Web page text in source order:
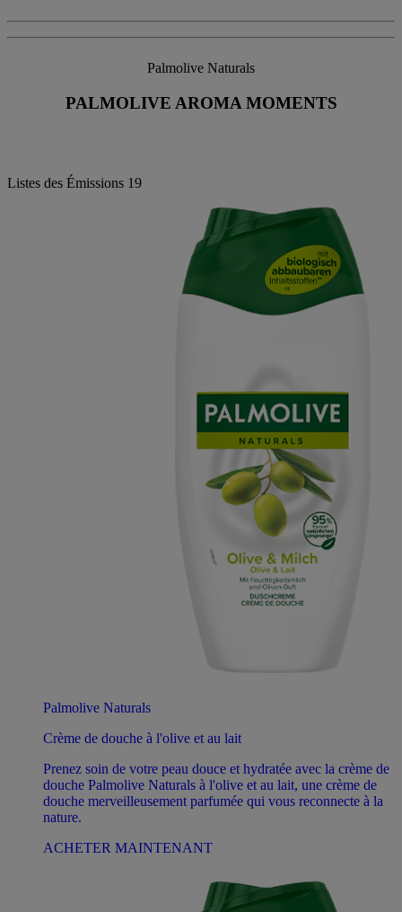
Palmolive Naturals
PALMOLIVE AROMA MOMENTS
Listes des Émissions 19
Palmolive Naturals
Crème de douche à l'olive et au lait
Prenez soin de votre peau douce et hydratée avec la crème de
douche Palmolive Naturals à l'olive et au lait, une crème de
douche merveilleusement parfumée qui vous reconnecte à la
nature.
ACHETER MAINTENANT